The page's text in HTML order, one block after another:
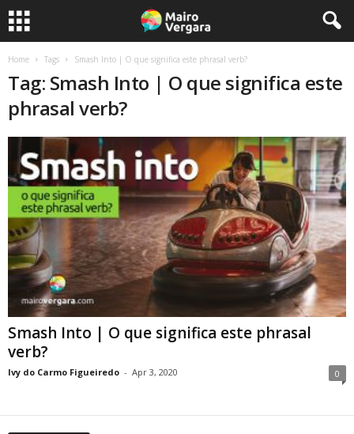
Home Tags Smash Into | O que significa este phrasal verb?
Tag: Smash Into | O que significa este
phrasal verb?
Smash Into | O que significa este phrasal
verb?
Ivy do Carmo Figueiredo - Apr 3, 2020 0